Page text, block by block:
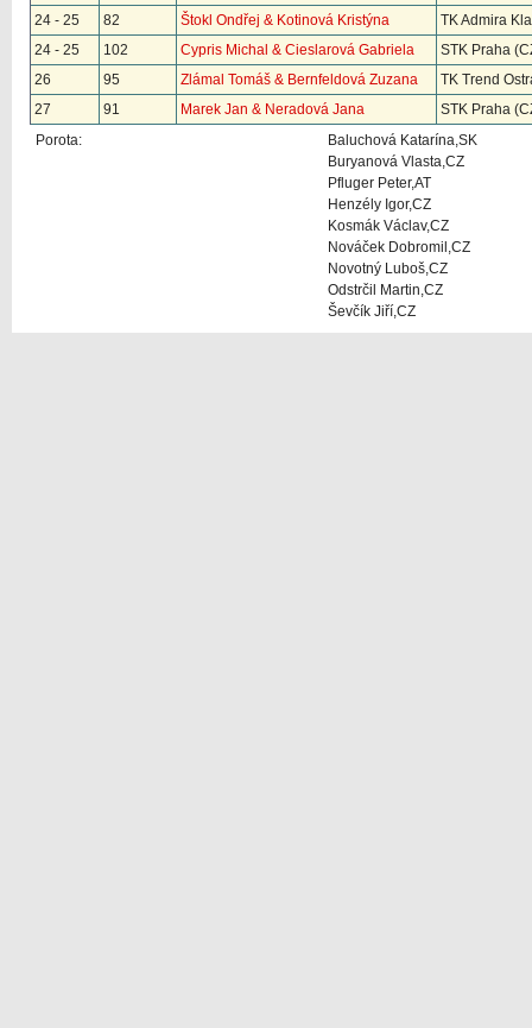
24 - 25
82 Štokl Ondřej & Kotinová Kristýna
TK Admira
24 - 25
102 Cypris Michal & Cieslarová Gabriela
STK Praha
26
95 Zlámal Tomáš & Bernfeldová Zuzana
TK Trend
27
91 Marek Jan & Neradová Jana
STK Praha
Porota:
Baluchová Katarína,SK
Buryanová Vlasta,CZ
Pfluger Peter,AT
Henzély Igor,CZ
Kosmák Václav,CZ
Nováček Dobromil,CZ
Novotný Luboš,CZ
Odstrčil Martin,CZ
Ševčík Jiří,CZ